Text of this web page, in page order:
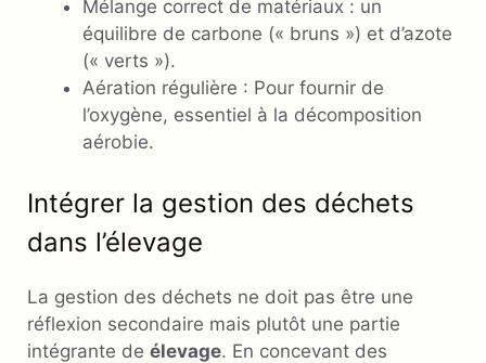
Mélange correct de matériaux : un
équilibre de carbone (« bruns ») et d’azote
(« verts »).
Aération régulière : Pour fournir de
l’oxygène, essentiel à la décomposition
aérobie.
Intégrer la gestion des déchets
dans l’élevage
La gestion des déchets ne doit pas être une
réflexion secondaire mais plutôt une partie
intégrante de élevage. En concevant des